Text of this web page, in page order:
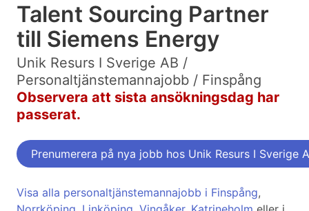
Talent Sourcing Partner
till Siemens Energy
Unik Resurs I Sverige AB /
Personaltjänstemannajobb / Finspång
Observera att sista ansökningsdag har
passerat.
Prenumerera på nya jobb hos Unik Resurs I Sverige
Visa alla personaltjänstemannajobb i Finspång,